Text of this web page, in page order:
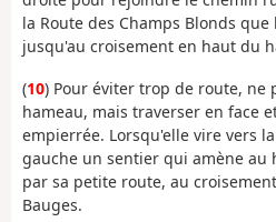
la Route des Champs Blonds
jusqu'au croisement en haut du
(10) Pour éviter trop de route, ne
hameau, mais traverser en face
empierrée. Lorsqu'elle vire vers
gauche un sentier qui amène au
par sa petite route, au
Bauges.